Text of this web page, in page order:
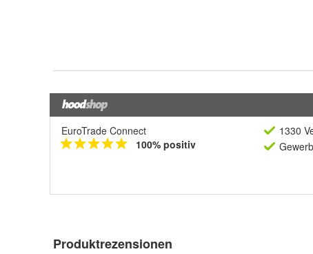
EuroTrade Connect
100% positiv
1330
Produktrezensionen